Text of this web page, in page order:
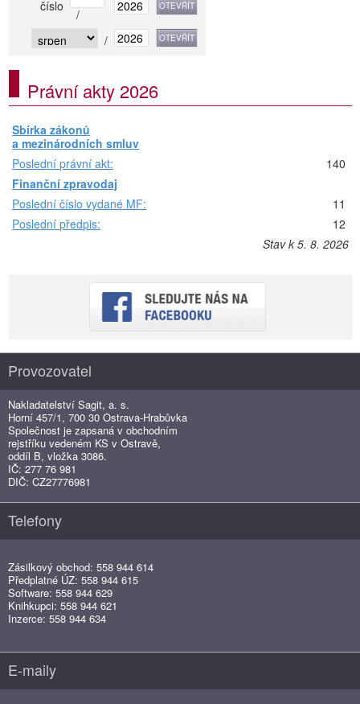
číslo
/
/
Právní akty 2026
Sbírka zákonů
a mezinárodních smluv
Poslední právní akt:
140
Finanční zpravodaj
Poslední číslo vydané MF:
11
Poslední předpis:
12
Stav k 5. 8. 2026
Provozovatel
Nakladatelství Sagit, a. s.
Horní 457/1, 700 30 Ostrava-Hrabůvka
Společnost je zapsaná v obchodním
rejstříku vedeném KS v Ostravě,
oddíl B, vložka 3086.
IČ: 277 76 981
DIČ: CZ27776981
Telefony
Zásilkový obchod: 558 944 614
Předplatné ÚZ: 558 944 615
Software: 558 944 629
Knihkupci: 558 944 621
Inzerce: 558 944 634
E-maily